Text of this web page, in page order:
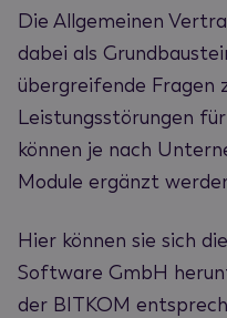
Die Allgemeinen
dabei als
übergreifende Fragen
Leistungsstörungen
können je nach
Module ergänzt
Hier können sie sich
Software GmbH
der BITKOM